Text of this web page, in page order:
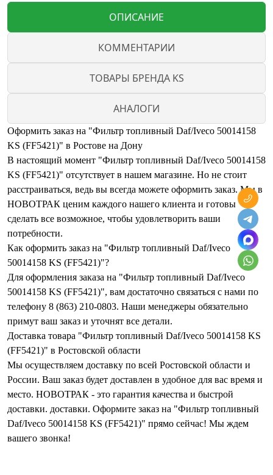
ОПИСАНИЕ
КОММЕНТАРИИ
ТОВАРЫ БРЕНДА KS
АНАЛОГИ
Оформить заказ на "Фильтр топливный Daf/Iveco 50014158
KS (FF5421)" в Ростове на Дону
В настоящий момент "Фильтр топливный Daf/Iveco 50014158
KS (FF5421)" отсутствует в нашем магазине. Но не стоит
расстраиваться, ведь вы всегда можете оформить заказ. Мы в
НОВОТРАК ценим каждого нашего клиента и готовы
сделать все возможное, чтобы удовлетворить ваши
потребности.
Как оформить заказ на "Фильтр топливный Daf/Iveco
50014158 KS (FF5421)"?
Для оформления заказа на "Фильтр топливный Daf/Iveco
50014158 KS (FF5421)", вам достаточно связаться с нами по
телефону 8 (863) 210-0803. Наши менеджеры обязательно
примут ваш заказ и уточнят все детали.
Доставка товара "Фильтр топливный Daf/Iveco 50014158 KS
(FF5421)" в Ростовской области
Мы осуществляем доставку по всей Ростовской области и
России. Ваш заказ будет доставлен в удобное для вас время и
место. НОВОТРАК - это гарантия качества и быстрой
доставки. доставки. Оформите заказ на "Фильтр топливный
Daf/Iveco 50014158 KS (FF5421)" прямо сейчас! Мы ждем
вашего звонка!